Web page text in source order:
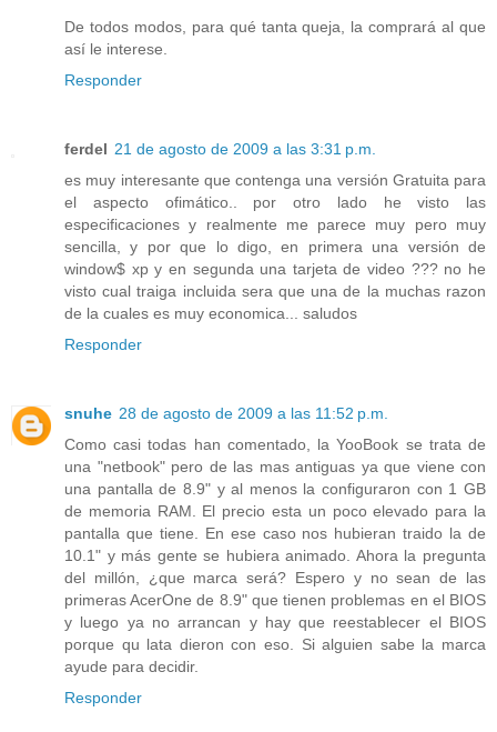
De todos modos, para qué tanta queja, la comprará al que
así le interese.
Responder
ferdel 21 de agosto de 2009 a las 3:31 p.m.
es muy interesante que contenga una versión Gratuita para
el aspecto ofimático.. por otro lado he visto las
especificaciones y realmente me parece muy pero muy
sencilla, y por que lo digo, en primera una versión de
window$ xp y en segunda una tarjeta de video ??? no he
visto cual traiga incluida sera que una de la muchas razon
de la cuales es muy economica... saludos
Responder
snuhe 28 de agosto de 2009 a las 11:52 p.m.
Como casi todas han comentado, la YooBook se trata de
una "netbook" pero de las mas antiguas ya que viene con
una pantalla de 8.9" y al menos la configuraron con 1 GB
de memoria RAM. El precio esta un poco elevado para la
pantalla que tiene. En ese caso nos hubieran traido la de
10.1" y más gente se hubiera animado. Ahora la pregunta
del millón, ¿que marca será? Espero y no sean de las
primeras AcerOne de 8.9" que tienen problemas en el BIOS
y luego ya no arrancan y hay que reestablecer el BIOS
porque qu lata dieron con eso. Si alguien sabe la marca
ayude para decidir.
Responder